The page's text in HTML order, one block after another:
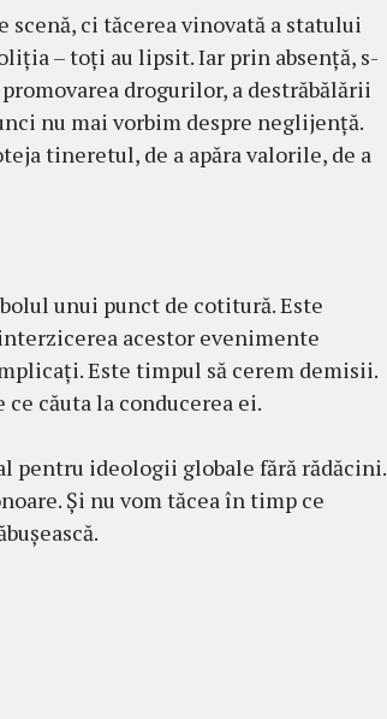
scenă, ci tăcerea vinovată a statului
– toți au lipsit. Iar prin absență, s-
drogurilor, a destrăbălării
nu mai vorbim despre neglijență.
tineretul, de a apăra valorile, de a
unui punct de cotitură. Este
acestor evenimente
Este timpul să cerem demisii.
căuta la conducerea ei.
pentru ideologii globale fără rădăcini.
Și nu vom tăcea în timp ce